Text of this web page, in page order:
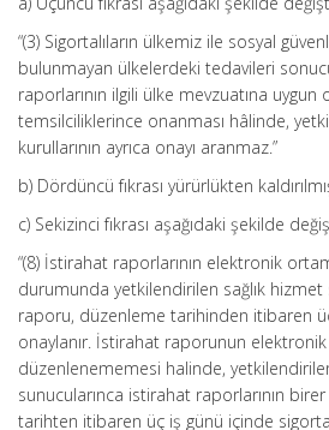
“(3) Sigortalıların ülkemiz ile sosyal
bulunmayan ülkelerdeki tedavileri
raporlarının ilgili ülke mevzuatına
temsilciliklerince onanması hâlinde,
kurullarının ayrıca onayı aranmaz.”
b) Dördüncü fıkrası yürürlükten
c) Sekizinci fıkrası aşağıdaki şekilde
“(8) İstirahat raporlarının elektronik
durumunda yetkilendirilen sağlık
raporu, düzenleme tarihinden itibaren
onaylanır. İstirahat raporunun
düzenlenememesi halinde,
sunucularınca istirahat raporlarının
tarihten itibaren üç iş günü içinde